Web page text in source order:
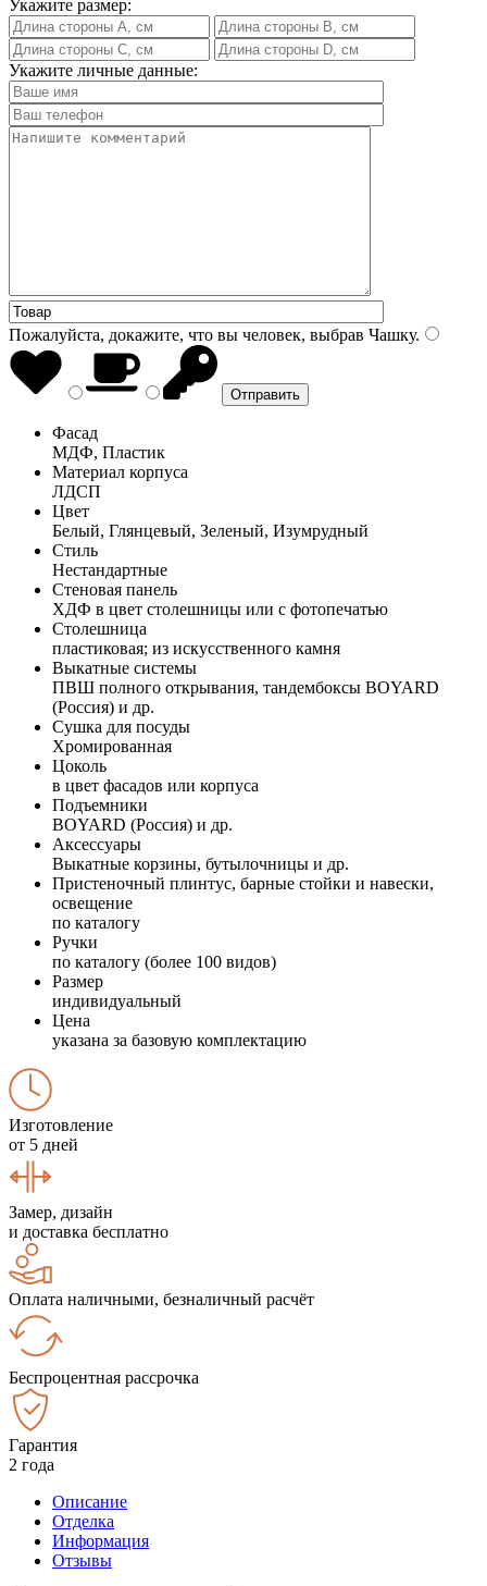
Укажите размер:
Укажите личные данные:
Пожалуйста, докажите, что вы человек, выбрав Чашку.
Фасад
МДФ, Пластик
Материал корпуса
ЛДСП
Цвет
Белый, Глянцевый, Зеленый, Изумрудный
Стиль
Нестандартные
Стеновая панель
ХДФ в цвет столешницы или с фотопечатью
Столешница
пластиковая; из искусственного камня
Выкатные системы
ПВШ полного открывания, тандембоксы BOYARD
(Россия) и др.
Сушка для посуды
Хромированная
Цоколь
в цвет фасадов или корпуса
Подъемники
BOYARD (Россия) и др.
Аксессуары
Выкатные корзины, бутылочницы и др.
Пристеночный плинтус, барные стойки и навески,
освещение
по каталогу
Ручки
по каталогу (более 100 видов)
Размер
индивидуальный
Цена
указана за базовую комплектацию
Изготовление
от 5 дней
Замер, дизайн
и доставка бесплатно
Оплата наличными, безналичный расчёт
Беспроцентная рассрочка
Гарантия
2 года
Описание
Отделка
Информация
Отзывы